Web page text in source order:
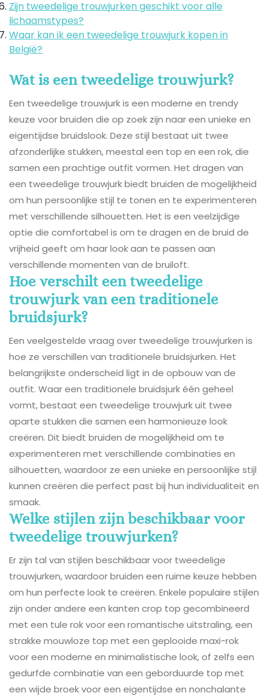
Zijn tweedelige trouwjurken geschikt voor alle
lichaamstypes?
Waar kan ik een tweedelige trouwjurk kopen in
België?
Wat is een tweedelige trouwjurk?
Een tweedelige trouwjurk is een moderne en trendy
keuze voor bruiden die op zoek zijn naar een unieke en
eigentijdse bruidslook. Deze stijl bestaat uit twee
afzonderlijke stukken, meestal een top en een rok, die
samen een prachtige outfit vormen. Het dragen van
een tweedelige trouwjurk biedt bruiden de mogelijkheid
om hun persoonlijke stijl te tonen en te experimenteren
met verschillende silhouetten. Het is een veelzijdige
optie die comfortabel is om te dragen en de bruid de
vrijheid geeft om haar look aan te passen aan
verschillende momenten van de bruiloft.
Hoe verschilt een tweedelige
trouwjurk van een traditionele
bruidsjurk?
Een veelgestelde vraag over tweedelige trouwjurken is
hoe ze verschillen van traditionele bruidsjurken. Het
belangrijkste onderscheid ligt in de opbouw van de
outfit. Waar een traditionele bruidsjurk één geheel
vormt, bestaat een tweedelige trouwjurk uit twee
aparte stukken die samen een harmonieuze look
creëren. Dit biedt bruiden de mogelijkheid om te
experimenteren met verschillende combinaties en
silhouetten, waardoor ze een unieke en persoonlijke stijl
kunnen creëren die perfect past bij hun individualiteit en
smaak.
Welke stijlen zijn beschikbaar voor
tweedelige trouwjurken?
Er zijn tal van stijlen beschikbaar voor tweedelige
trouwjurken, waardoor bruiden een ruime keuze hebben
om hun perfecte look te creëren. Enkele populaire stijlen
zijn onder andere een kanten crop top gecombineerd
met een tule rok voor een romantische uitstraling, een
strakke mouwloze top met een geplooide maxi-rok
voor een moderne en minimalistische look, of zelfs een
gedurfde combinatie van een geborduurde top met
een wijde broek voor een eigentijdse en nonchalante